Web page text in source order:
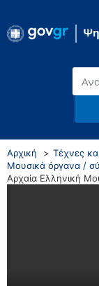
Αρχική Τέχνες
Μουσικά όργανα /
Αρχαία Ελληνική